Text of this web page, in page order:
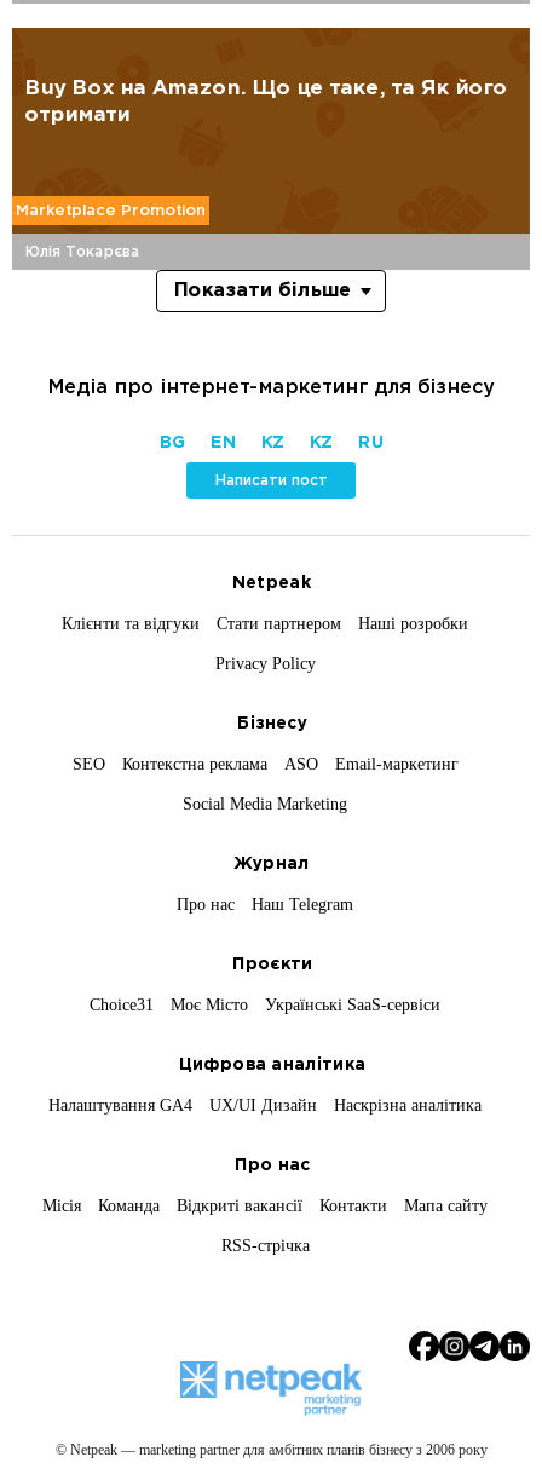
Buy Box на Amazon. Що це таке, та Як його
отримати
Marketplace Promotion
Юлія Токарєва
Показати більше
Медіа про інтернет-маркетинг для бізнесу
BG EN KZ KZ RU
Написати пост
Netpeak
Клієнти та відгуки Стати партнером Наші розробки
Privacy Policy
Бізнесу
SEO Контекстна реклама ASO Email-маркетинг
Social Media Marketing
Журнал
Про нас Наш Telegram
Проєкти
Choice31 Моє Місто Українські SaaS-сервіси
Цифрова аналітика
Налаштування GA4 UX/UI Дизайн Наскрізна аналітика
Про нас
Місія Команда Відкриті вакансії Контакти Мапа сайту
RSS-стрічка
© Netpeak — marketing partner для амбітних планів бізнесу з 2006 року